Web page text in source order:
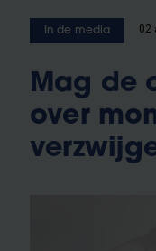
In de media 02
Mag de
over